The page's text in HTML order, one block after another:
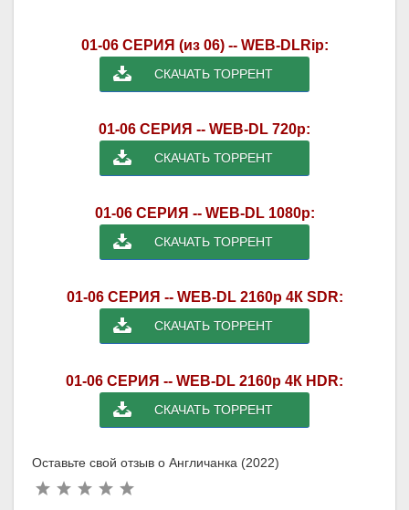
01-06 СЕРИЯ (из 06) -- WEB-DLRip:
СКАЧАТЬ ТОРРЕНТ
01-06 СЕРИЯ -- WEB-DL 720p:
СКАЧАТЬ ТОРРЕНТ
01-06 СЕРИЯ -- WEB-DL 1080p:
СКАЧАТЬ ТОРРЕНТ
01-06 СЕРИЯ -- WEB-DL 2160p 4К SDR:
СКАЧАТЬ ТОРРЕНТ
01-06 СЕРИЯ -- WEB-DL 2160p 4К HDR:
СКАЧАТЬ ТОРРЕНТ
Оставьте свой отзыв о Англичанка (2022)